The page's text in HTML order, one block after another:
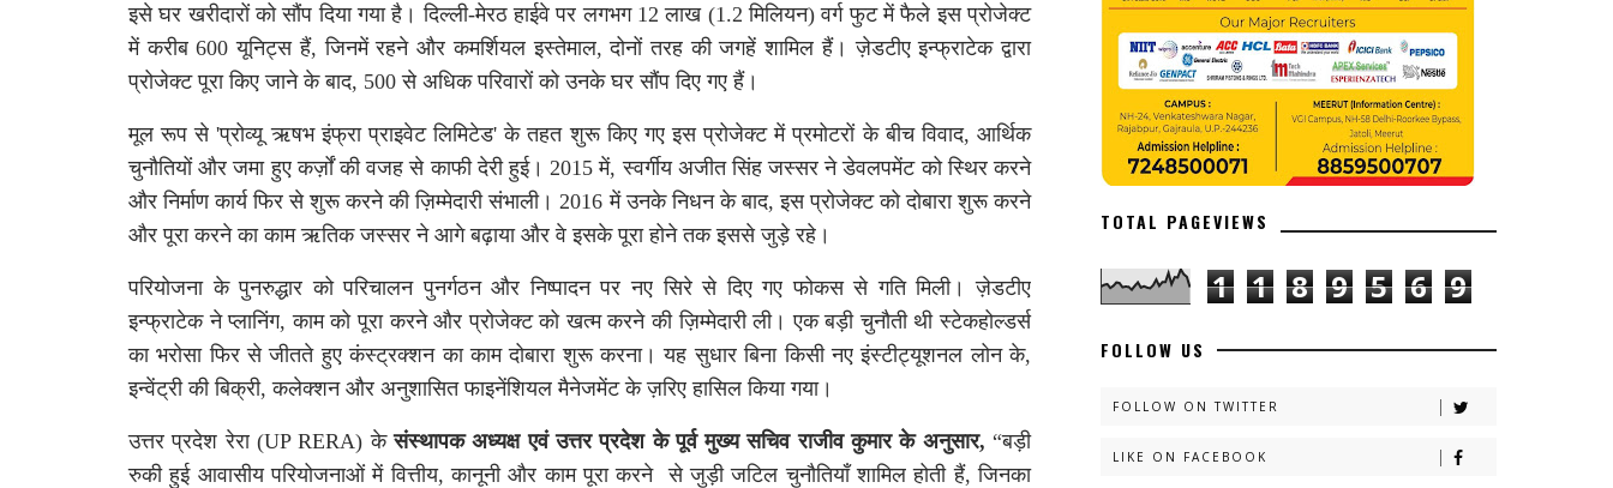
इसे घर खरीदारों को सौंप दिया गया है। दिल्ली-मेरठ हाईवे पर लगभग12लाख(1.2मिलियन)वर्ग फुट में फैले इस प्रोजेक्ट
में करीब600यूनिट्स हैं,जिनमें रहने और कमर्शियल इस्तेमाल,दोनों तरह की जगहें शामिल हैं। ज़ेडटीए इन्फ्राटेक द्वारा
प्रोजेक्ट पूरा किए जाने के बाद, 500से अधिक परिवारों को उनके घर सौंप दिए गए हैं।
मूल रूप से 'प्रोव्यू ऋषभ इंफ्रा प्राइवेट लिमिटेड'के तहत शुरू किए गए इस प्रोजेक्ट में प्रमोटरों के बीच विवाद,आर्थिक
चुनौतियों और जमा हुए कर्ज़ों की वजह से काफी देरी हुई। 2015में,स्वर्गीय अजीत सिंह जस्सर ने डेवलपमेंट को स्थिर करने
और निर्माण कार्य फिर से शुरू करने की ज़िम्मेदारी संभाली। 2016में उनके निधन के बाद,इस प्रोजेक्ट को दोबारा शुरू करने
और पूरा करने का काम ऋतिक जस्सर ने आगे बढ़ाया और वे इसके पूरा होने तक इससे जुड़े रहे।
परियोजना के पुनरुद्धार को परिचालन पुनर्गठन और निष्पादन पर नए सिरे से दिए गए फोकस से गति मिली। ज़ेडटीए
इन्फ्राटेक ने प्लानिंग,काम को पूरा करने और प्रोजेक्ट को खत्म करने की ज़िम्मेदारी ली। एक बड़ी चुनौती थी स्टेकहोल्डर्स
का भरोसा फिर से जीतते हुए कंस्ट्रक्शन का काम दोबारा शुरू करना। यह सुधार बिना किसी नए इंस्टीट्यूशनल लोन के,
इन्वेंट्री की बिक्री,कलेक्शन और अनुशासित फाइनेंशियल मैनेजमेंट के ज़रिए हासिल किया गया।
उत्तर प्रदेश रेरा(UP RERA)केसंस्थापक अध्यक्ष एवं उत्तर प्रदेश के पूर्व मुख्य सचिव राजीव कुमार के अनुसार, “बड़ी
रुकी हुई आवासीय परियोजनाओं में वित्तीय,कानूनी और काम पूरा करने से जुड़ी जटिल चुनौतियाँ शामिल होती हैं,जिनका
TOTAL PAGEVIEWS
1 1 8 9 5 6 9
FOLLOW US
FOLLOW ON TWITTER
LIKE ON FACEBOOK